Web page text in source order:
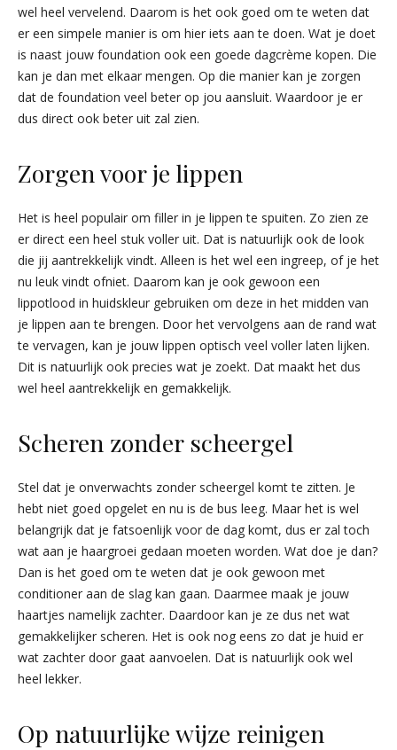
wel heel vervelend. Daarom is het ook goed om te weten dat
er een simpele manier is om hier iets aan te doen. Wat je doet
is naast jouw foundation ook een goede dagcrème kopen. Die
kan je dan met elkaar mengen. Op die manier kan je zorgen
dat de foundation veel beter op jou aansluit. Waardoor je er
dus direct ook beter uit zal zien.
Zorgen voor je lippen
Het is heel populair om filler in je lippen te spuiten. Zo zien ze
er direct een heel stuk voller uit. Dat is natuurlijk ook de look
die jij aantrekkelijk vindt. Alleen is het wel een ingreep, of je het
nu leuk vindt ofniet. Daarom kan je ook gewoon een
lippotlood in huidskleur gebruiken om deze in het midden van
je lippen aan te brengen. Door het vervolgens aan de rand wat
te vervagen, kan je jouw lippen optisch veel voller laten lijken.
Dit is natuurlijk ook precies wat je zoekt. Dat maakt het dus
wel heel aantrekkelijk en gemakkelijk.
Scheren zonder scheergel
Stel dat je onverwachts zonder scheergel komt te zitten. Je
hebt niet goed opgelet en nu is de bus leeg. Maar het is wel
belangrijk dat je fatsoenlijk voor de dag komt, dus er zal toch
wat aan je haargroei gedaan moeten worden. Wat doe je dan?
Dan is het goed om te weten dat je ook gewoon met
conditioner aan de slag kan gaan. Daarmee maak je jouw
haartjes namelijk zachter. Daardoor kan je ze dus net wat
gemakkelijker scheren. Het is ook nog eens zo dat je huid er
wat zachter door gaat aanvoelen. Dat is natuurlijk ook wel
heel lekker.
Op natuurlijke wijze reinigen